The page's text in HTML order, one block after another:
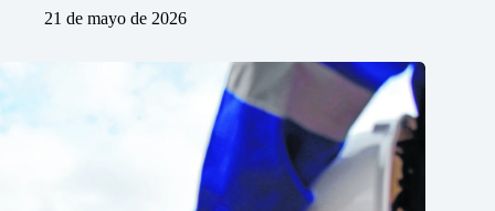
21 de mayo de 2026